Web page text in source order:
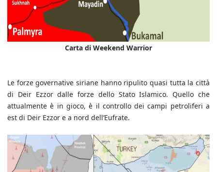
Carta di Weekend Warrior
Le forze governative siriane hanno ripulito quasi tutta la città
di Deir Ezzor dalle forze dello Stato Islamico. Quello che
attualmente è in gioco, è il controllo dei campi petroliferi a
est di Deir Ezzor e a nord dell’Eufrate.